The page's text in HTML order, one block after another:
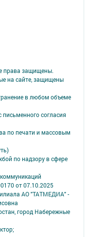
права защищены.
на сайте, защищены
в любом объеме
согласия
по печати и массовым
по надзору в сфере
от 07.10.2025
АО "ТАТМЕДИА" -
город Набережные